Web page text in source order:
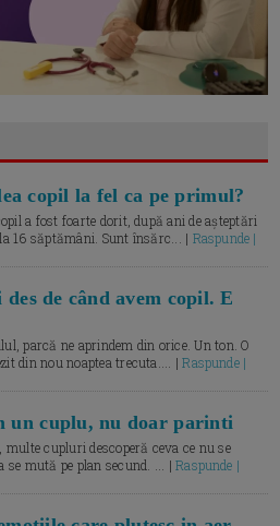
copil la fel ca pe primul?
a fost foarte dorit, după ani de așteptări
16 săptămâni. Sunt însărc... | Raspunde |
de când avem copil. E
parcă ne aprindem din orice. Un ton. O
din nou noaptea trecuta.... |Raspunde |
un cuplu, nu doar parinti
multe cupluri descoperă ceva ce nu se
se mută pe plan secund. ... |Raspunde |